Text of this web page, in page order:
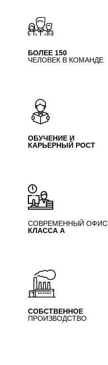
БОЛЕЕ 150
ЧЕЛОВЕК В КОМАНДЕ
ОБУЧЕНИЕ И
КАРЬЕРНЫЙ РОСТ
СОВРЕМЕННЫЙ ОФИС
КЛАССА А
СОБСТВЕННОЕ
ПРОИЗВОДСТВО